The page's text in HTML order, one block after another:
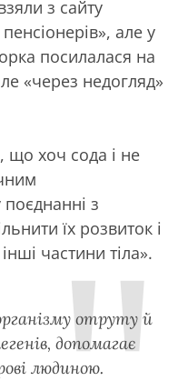
з сайту
пенсіонерів», але у
посилалася на
«через недогляд»
хоч сода і не
з
їх розвиток і
частини тіла».
отруту й
допомагає
людиною.